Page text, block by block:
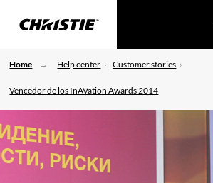
Home Help center Customer stories
Vencedor de los InAVation Awards 2014